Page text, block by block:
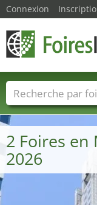
2 Foires
2026
Connexion
Foire noms
Secteurs du